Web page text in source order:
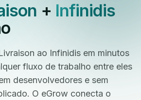
+ Infinidis
ao Infinidis em minutos
fluxo de trabalho entre eles
desenvolvedores e sem
O eGrow conecta o